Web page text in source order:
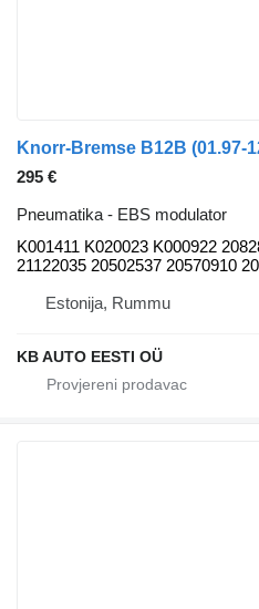
295 €
Pneumatika - EBS modulator
K001411 K020023 K000922
21122035 20502537 20570910
Estonija, Rummu
KB AUTO EESTI OÜ